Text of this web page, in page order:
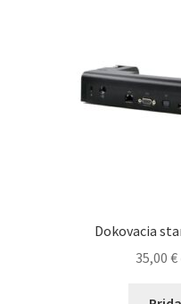
Dokovacia
35,00 €